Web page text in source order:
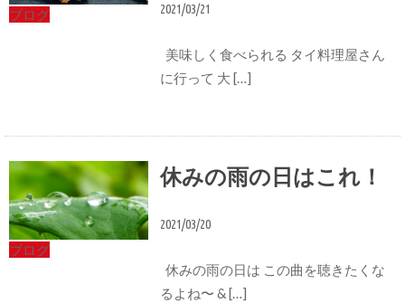
ブログ 2021/03/21
美味しく食べられる タイ料理屋さん
に行って 大 […]
ブログ
休みの雨の日はこれ！
2021/03/20
休みの雨の日は この曲を聴きたくな
るよね〜 & […]